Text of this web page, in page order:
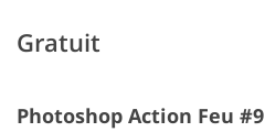
Gratuit
Photoshop Action Feu #9